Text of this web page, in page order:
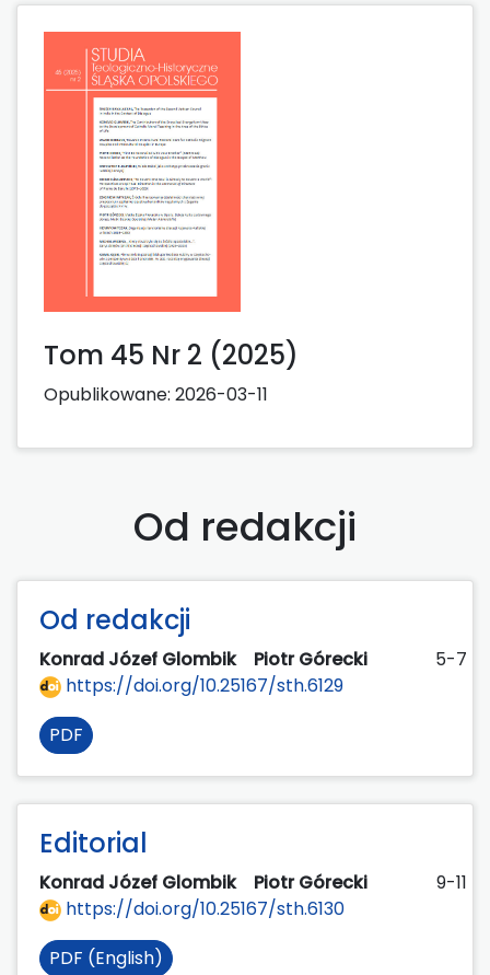
Tom 45 Nr 2 (2025)
Opublikowane: 2026-03-11
Od redakcji
Od redakcji
Konrad Józef Glombik Piotr Górecki
5-7
https://doi.org/10.25167/sth.6129
PDF
Editorial
Konrad Józef Glombik Piotr Górecki
9-11
https://doi.org/10.25167/sth.6130
PDF (English)